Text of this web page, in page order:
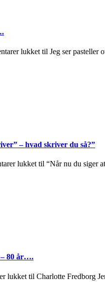
lukket til Jeg ser
– hvad skriver du så?”
lukket til “Når nu du siger
– 80 år….
lukket til Charlotte Fredborg